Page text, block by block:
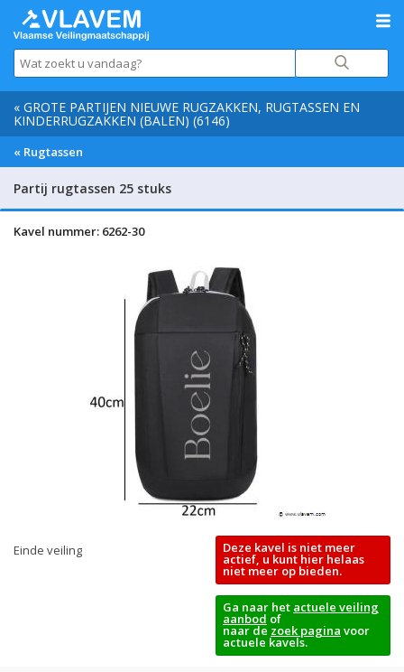
« GROTE PARTIJEN NIEUWE RUGZAKKEN, RUGTASSEN EN
KINDERRUGZAKKEN (BALEN) (6146)
« Rugtassen
Partij rugtassen 25 stuks
Kavel nummer: 6262-30
Einde veiling Deze kavel is niet meer
actief, u kunt hier helaas
niet meer op bieden.
Ga naar het actuele veiling
aanbod of
naar de zoek pagina voor
actuele kavels.